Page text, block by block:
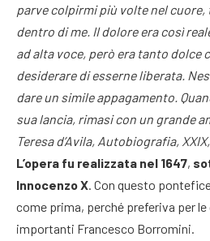
parve colpirmi più volte nel
dentro di me. II dolore era così
ad alta voce, però era tanto dolce
desiderare di esserne liberata.
dare un simile appagamento.
sua lancia, rimasi con un grande
Teresa d’Avila, Autobiografia, XXIX,
L’opera fu realizzata nel 1647,
Innocenzo X. Con questo
come prima, perché preferiva per
importanti Francesco Borromini.